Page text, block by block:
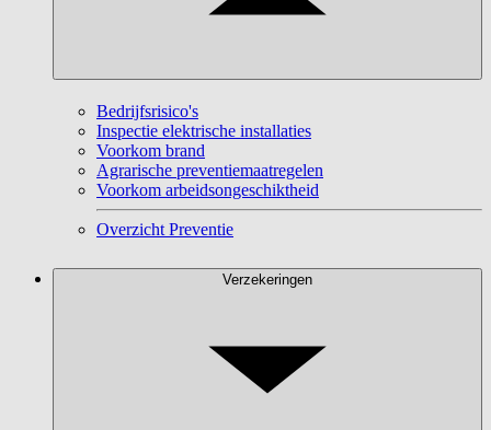
Bedrijfsrisico's
Inspectie elektrische installaties
Voorkom brand
Agrarische preventiemaatregelen
Voorkom arbeidsongeschiktheid
Overzicht Preventie
Verzekeringen